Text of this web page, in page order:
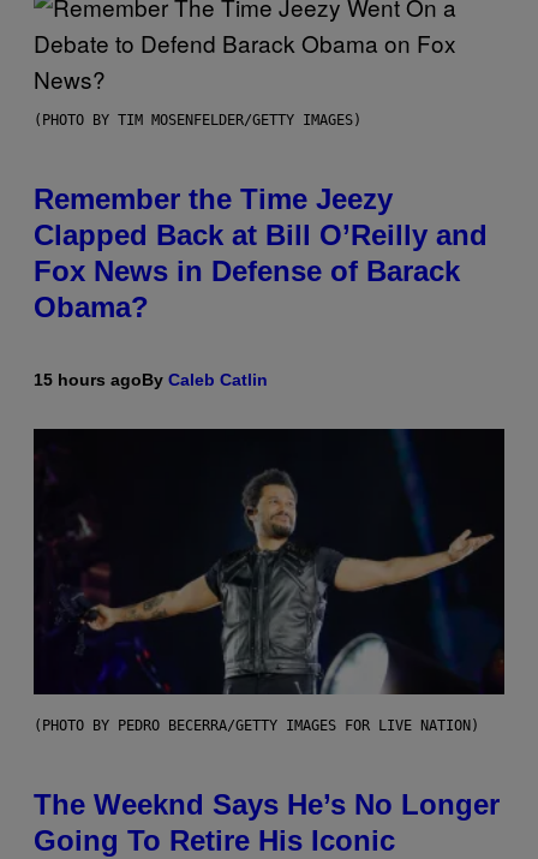
(PHOTO BY TIM MOSENFELDER/GETTY IMAGES)
Remember the Time Jeezy
Clapped Back at Bill O’Reilly and
Fox News in Defense of Barack
Obama?
15 hours agoBy Caleb Catlin
(PHOTO BY PEDRO BECERRA/GETTY IMAGES FOR LIVE NATION)
The Weeknd Says He’s No Longer
Going To Retire His Iconic